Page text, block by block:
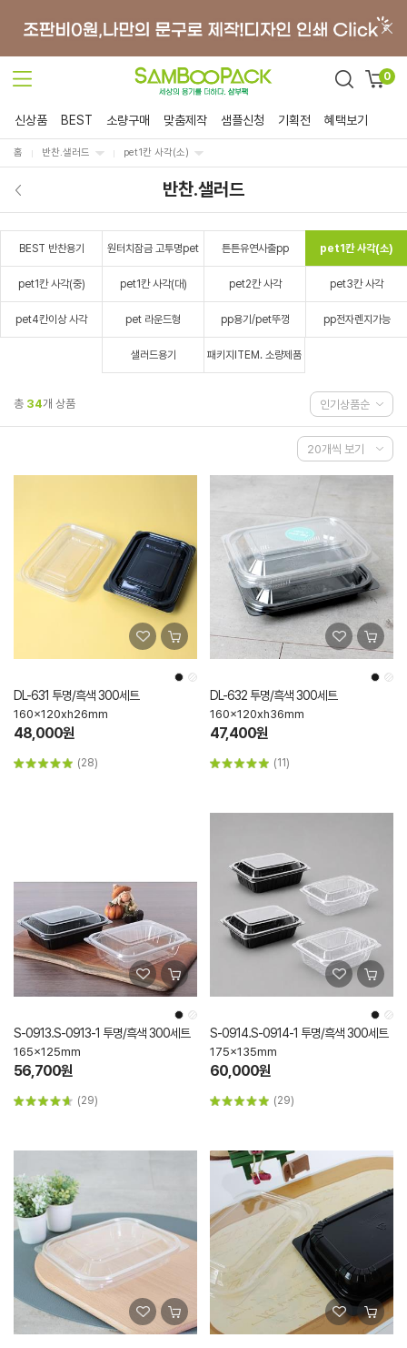
0
신상품 BEST 소량구매 맞춤제작 샘플신청 기획전 혜택보기
홈 반찬.샐러드 pet1칸 사각(소)
반찬.샐러드
BEST 반찬용기 원터치잠금 고투명pet 튼튼유연사출pp pet1칸 사각(소)
pet1칸 사각(중) pet1칸 사각(대) pet2칸 사각 pet3칸 사각
pet4칸이상 사각 pet 라운드형 pp용기/pet뚜껑 pp전자렌지가능
샐러드용기 패키지ITEM. 소량제품
총 34개 상품
DL-631 투명/흑색 300세트
160x120xh26mm
48,000원
(28)
DL-632 투명/흑색 300세트
160x120xh36mm
47,400원
(11)
S-0913.S-0913-1 투명/흑색 300세트
165x125mm
56,700원
(29)
S-0914.S-0914-1 투명/흑색 300세트
175x135mm
60,000원
(29)